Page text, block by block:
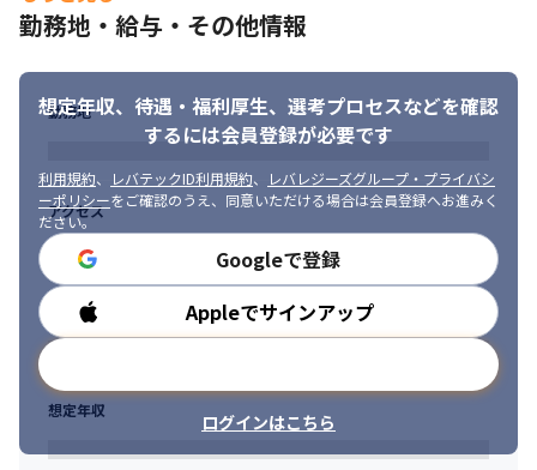
勤務地・給与・その他情報
想定年収、待遇・福利厚生、 選考プロセスなどを確認
するには会員登録が必要です
利用規約、 レバテックID利用規約、
レバレジーズグループ・プライバシ
ーポリシーをご確認のうえ、同意いただける場合は会員登録へお進みく
ださい。
Googleで登録
Appleでサインアップ
ログインはこちら
勤務地
アクセス
勤務時間
想定年収